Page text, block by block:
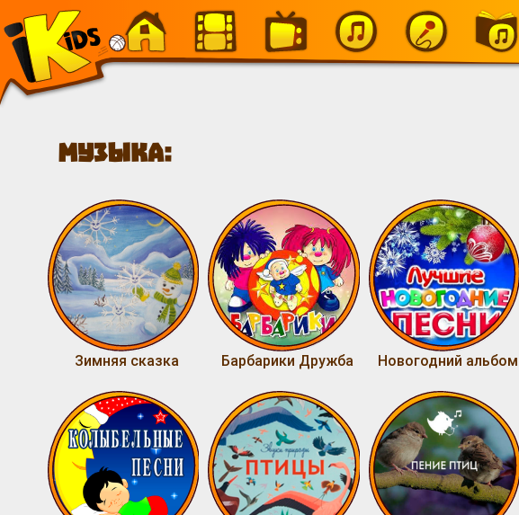
Музыка:
Зимняя сказка Барбарики Дружба Новогодний альбом